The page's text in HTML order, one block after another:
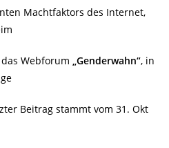
Machtfaktors des Internet,
Webforum „Genderwahn“, in
Beitrag stammt vom 31. Okt